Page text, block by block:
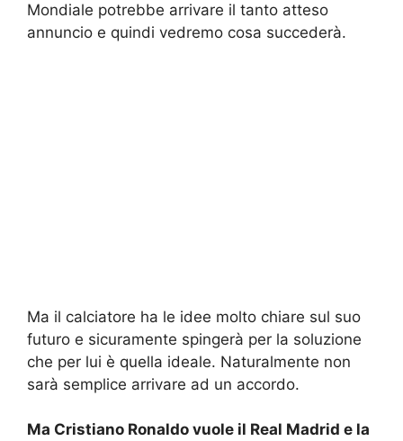
Mondiale potrebbe arrivare il tanto atteso
annuncio e quindi vedremo cosa succederà.
Ma il calciatore ha le idee molto chiare sul suo
futuro e sicuramente spingerà per la soluzione
che per lui è quella ideale. Naturalmente non
sarà semplice arrivare ad un accordo.
Ma Cristiano Ronaldo vuole il Real Madrid e la